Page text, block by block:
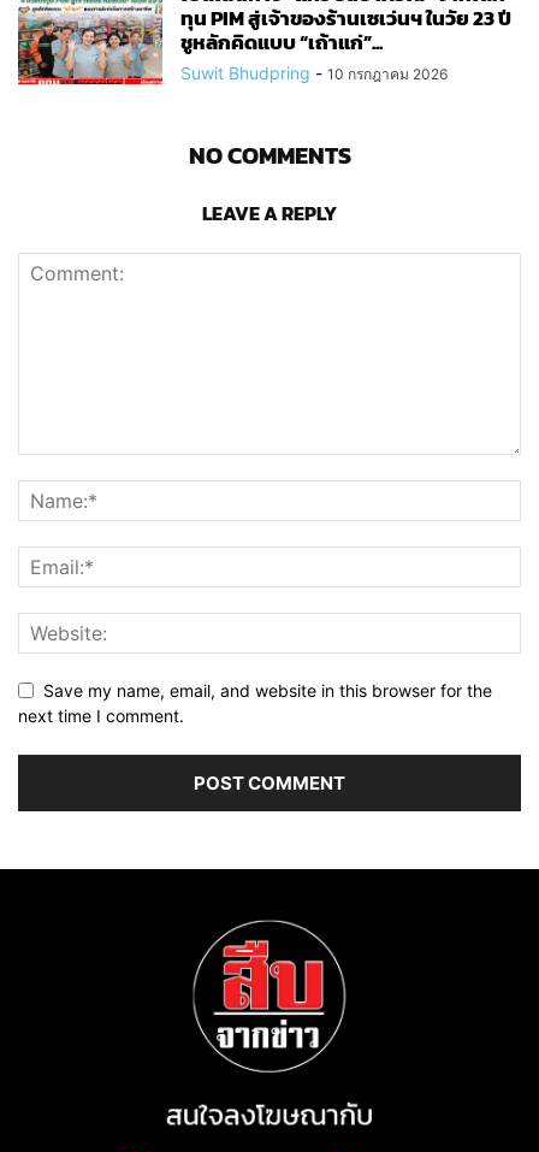
ทุน PIM สู่เจ้าของร้านเซเว่นฯ ในวัย 23 ปี
ชูหลักคิดแบบ “เถ้าแก่”...
Suwit Bhudpring - 10 กรกฎาคม 2026
NO COMMENTS
LEAVE A REPLY
Save my name, email, and website in this browser for the
next time I comment.